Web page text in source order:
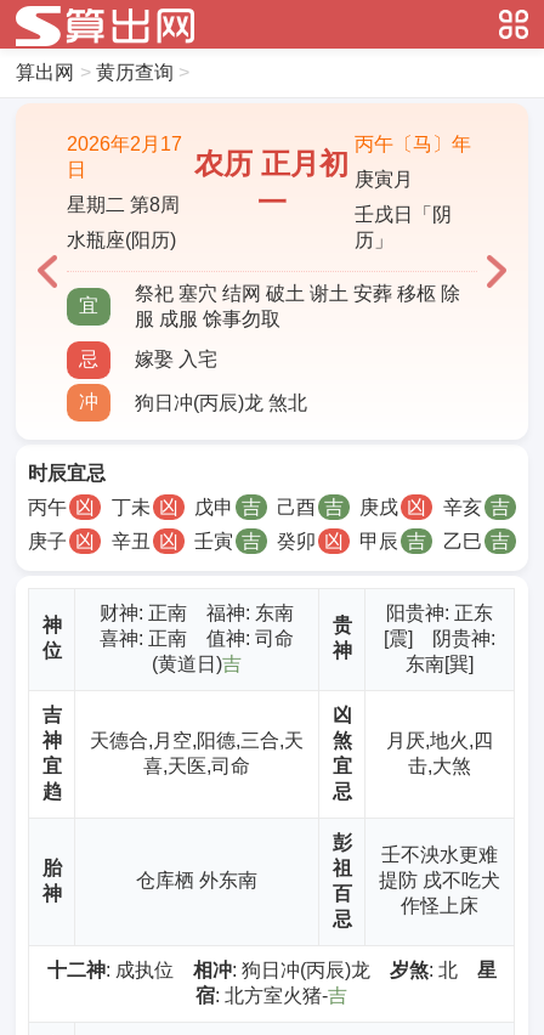
算出网 > 黄历查询 >
2026年2月17
日
星期二 第8周
水瓶座(阳历)
农历 正月初
一
丙午〔马〕年
庚寅月
壬戌日「阴
历」
宜
祭祀 塞穴 结网 破土 谢土 安葬 移柩 除
服 成服 馀事勿取
忌
嫁娶 入宅
冲 狗日冲(丙辰)龙 煞北
时辰宜忌
庚子 凶 辛丑 凶 壬寅 吉 癸卯 凶 甲辰 吉 乙巳 吉
丙午 凶 丁未 凶 戊申 吉 己酉 吉 庚戌 凶 辛亥 吉
神
位
财神: 正南 福神: 东南
喜神: 正南 值神: 司命
(黄道日)吉
贵
神
阳贵神: 正东
[震] 阴贵神:
东南[巽]
吉
神
宜
趋
天德合,月空,阳德,三合,天
喜,天医,司命
凶
煞
宜
忌
月厌,地火,四
击,大煞
胎
神
仓库栖 外东南
彭
祖
百
忌
壬不泱水更难
提防 戌不吃犬
作怪上床
十二神: 成执位 相冲: 狗日冲(丙辰)龙 岁煞: 北 星
宿: 北方室火猪-吉